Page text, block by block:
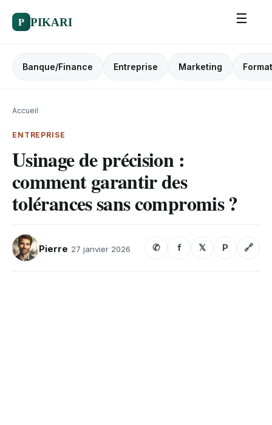
P PIKARI ☰
Banque/Finance Entreprise Marketing
Accueil›
ENTREPRISE
Usinage de précision :
comment garantir des
tolérances sans compromis ?
Pierre 27 janvier 2026 ✆ f 𝕏 P 🔗